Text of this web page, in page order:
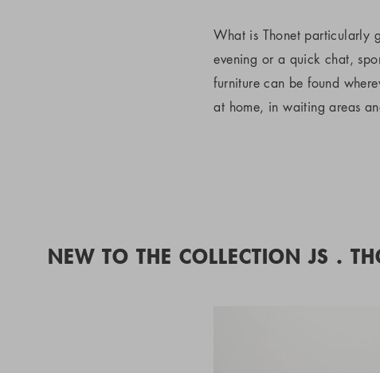
What is Thonet particularly
evening or a quick chat,
furniture can be found
at home, in waiting areas
NEW TO THE COLLECTION JS .